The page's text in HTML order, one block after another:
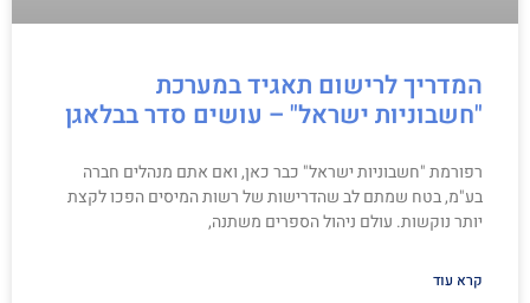
המדריך לרישום תאגיד במערכת
"חשבוניות ישראל" – עושים סדר בבלאגן
רפורמת "חשבוניות ישראל" כבר כאן, ואם אתם מנהלים חברה
בע"מ, בטח שמתם לב שהדרישות של רשות המיסים הפכו לקצת
יותר נוקשות. עולם ניהול הספרים משתנה,
קרא עוד